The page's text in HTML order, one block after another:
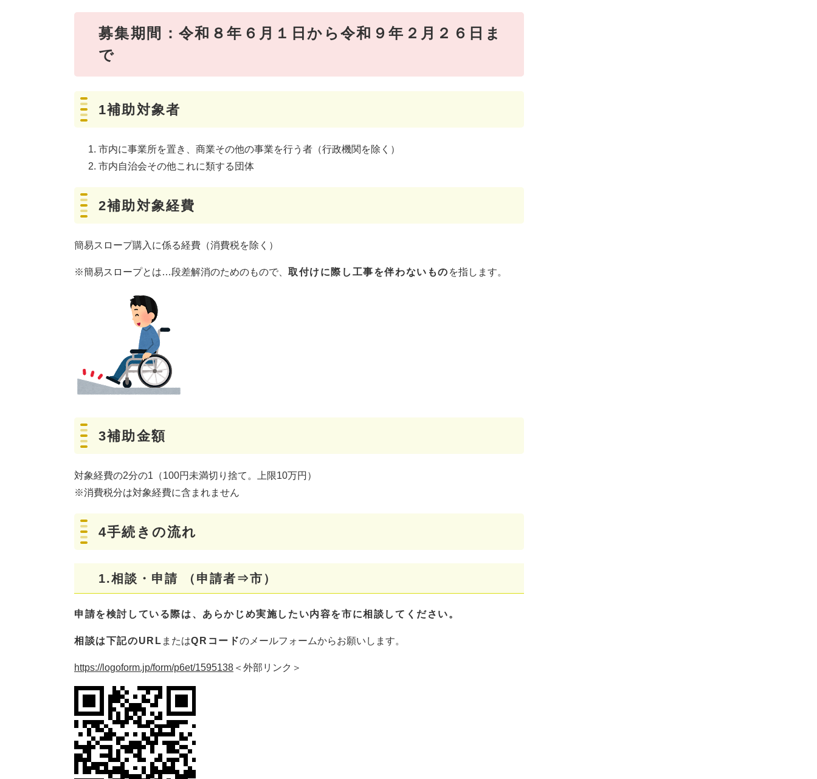
募集期間：令和８年６月１日から令和９年２月２６日ま
で
1補助対象者
市内に事業所を置き、商業その他の事業を行う者（行政機関を除く）
市内自治会その他これに類する団体
2補助対象経費
簡易スロープ購入に係る経費（消費税を除く）
※簡易スロープとは…段差解消のためのもので、 取付けに際し工事を伴わないもの を指します。
3補助金額
対象経費の2分の1（100円未満切り捨て。上限10万円）
※消費税分は対象経費に含まれません
4手続きの流れ
1.相談・申請 （申請者⇒市）
申請を検討している際は、あらかじめ実施したい内容を市に相談してください。
相談は下記のURL またはQRコードのメールフォームからお願いします。
https://logoform.jp/form/p6et/1595138 ＜外部リンク＞